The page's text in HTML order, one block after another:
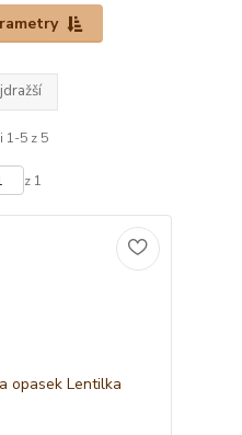
1-5 z 5
z 1